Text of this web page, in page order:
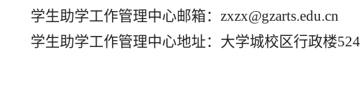
学生助学工作管理中心邮箱： zxzx@gzarts.edu.cn
学生助学工作管理中心地址：大学城校区行政楼524